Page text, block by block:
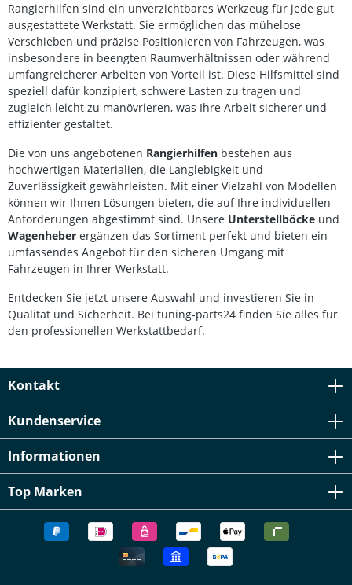
Rangierhilfen sind ein unverzichtbares Werkzeug für jede gut
ausgestattete Werkstatt. Sie ermöglichen das mühelose
Verschieben und präzise Positionieren von Fahrzeugen, was
insbesondere in beengten Raumverhältnissen oder während
umfangreicherer Arbeiten von Vorteil ist. Diese Hilfsmittel sind
speziell dafür konzipiert, schwere Lasten zu tragen und
zugleich leicht zu manövrieren, was Ihre Arbeit sicherer und
effizienter gestaltet.
Die von uns angebotenen Rangierhilfen bestehen aus
hochwertigen Materialien, die Langlebigkeit und
Zuverlässigkeit gewährleisten. Mit einer Vielzahl von Modellen
können wir Ihnen Lösungen bieten, die auf Ihre individuellen
Anforderungen abgestimmt sind. Unsere Unterstellböcke und
Wagenheber ergänzen das Sortiment perfekt und bieten ein
umfassendes Angebot für den sicheren Umgang mit
Fahrzeugen in Ihrer Werkstatt.
Entdecken Sie jetzt unsere Auswahl und investieren Sie in
Qualität und Sicherheit. Bei tuning-parts24 finden Sie alles für
den professionellen Werkstattbedarf.
Kontakt
Kundenservice
Informationen
Top Marken